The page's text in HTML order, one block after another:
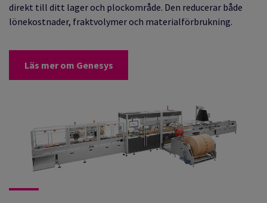
direkt till ditt lager och plockområde. Den reducerar både
lönekostnader, fraktvolymer och materialförbrukning.
Läs mer om Genesys